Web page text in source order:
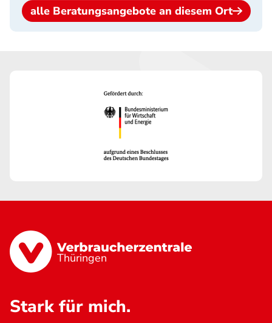
alle Beratungsangebote an diesem Ort
Thüringen
Stark für mich.